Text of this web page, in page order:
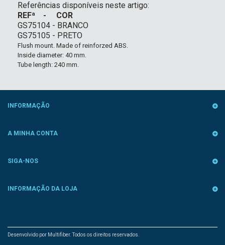
Referências disponíveis neste artigo:
REFª - COR
GS75104 - BRANCO
GS75105 - PRETO
Flush mount. Made of reinforzed ABS.
Inside diameter: 40 mm.
Tube length: 240 mm.
INFORMAÇÃO
Desenvolvido por Multifiber. Todos os direitos reservados.
A MINHA CONTA
SIGA-NOS
INFORMAÇÃO DA LOJA